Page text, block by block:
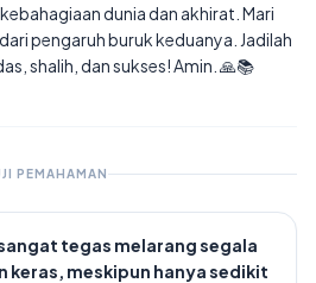
dunia dan akhirat. Mari
pengaruh buruk keduanya. Jadilah
shalih, dan sukses! Amin. 🙏📚
PEMAHAMAN
tegas melarang segala
keras, meskipun hanya sedikit